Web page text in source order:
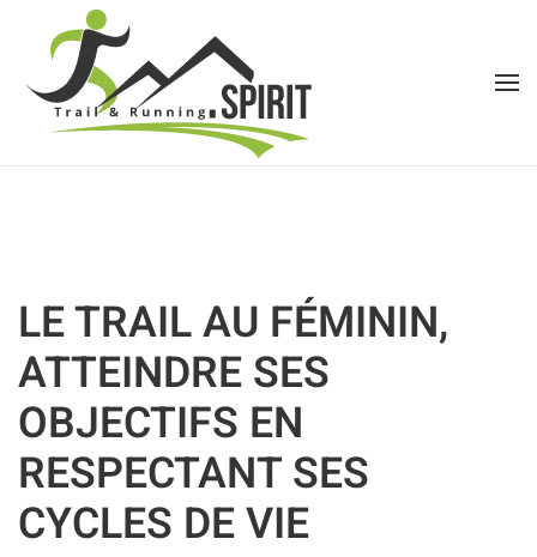
Accéder au contenu principal
LE TRAIL AU FÉMININ,
ATTEINDRE SES
OBJECTIFS EN
RESPECTANT SES
CYCLES DE VIE